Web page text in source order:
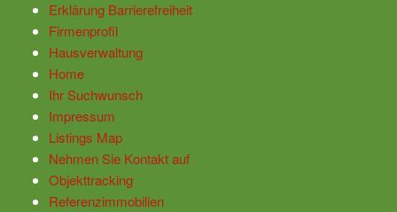
Erklärung Barrierefreiheit
Firmenprofil
Hausverwaltung
Home
Ihr Suchwunsch
Impressum
Listings Map
Nehmen Sie Kontakt auf
Objekttracking
Referenzimmobilien